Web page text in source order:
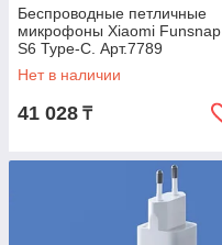
Беспроводные петличные
микрофоны Xiaomi Funsnap
S6 Type-C. Арт.7789
Нет в наличии
41 028 ₸